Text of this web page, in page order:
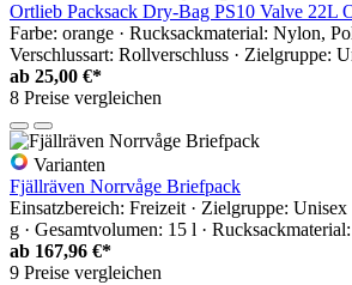
Ortlieb Packsack Dry-Bag PS10 Valve 22L
Farbe: orange · Rucksackmaterial: Nylon,
Verschlussart: Rollverschluss · Zielgruppe:
ab 25,00 €*
8 Preise vergleichen
Varianten
Fjällräven Norrvåge Briefpack
Einsatzbereich: Freizeit · Zielgruppe:
g · Gesamtvolumen: 15 l ·
ab 167,96 €*
9 Preise vergleichen